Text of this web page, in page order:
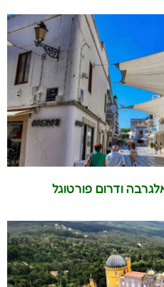
ודרום פורטוגל